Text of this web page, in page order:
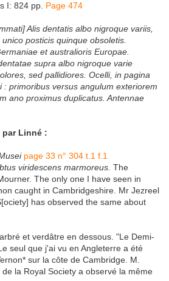
I: 824 pp. Page 474
Alis dentatis albo nigroque variis,
posticis quinque obsoletis.
et australioris Europae.
supra albo nigroque varie
sed pallidiores. Ocelli, in pagina
: primoribus versus angulum exteriorem
ano proximus duplicatus. Antennae
par Linné :
page 33 n° 304 t.1 f.1
viridescens marmoreus. The
The only one I have seen in
caught in Cambridgeshire. Mr Jezreel
has observed the same about
et verdâtre en dessous. "Le Demi-
seul que j'ai vu en Angleterre a été
sur la côte de Cambridge. M.
la Royal Society a observé la même